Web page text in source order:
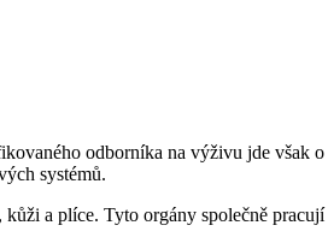
odborníka na výživu jde však o
systémů.
a plíce. Tyto orgány společně